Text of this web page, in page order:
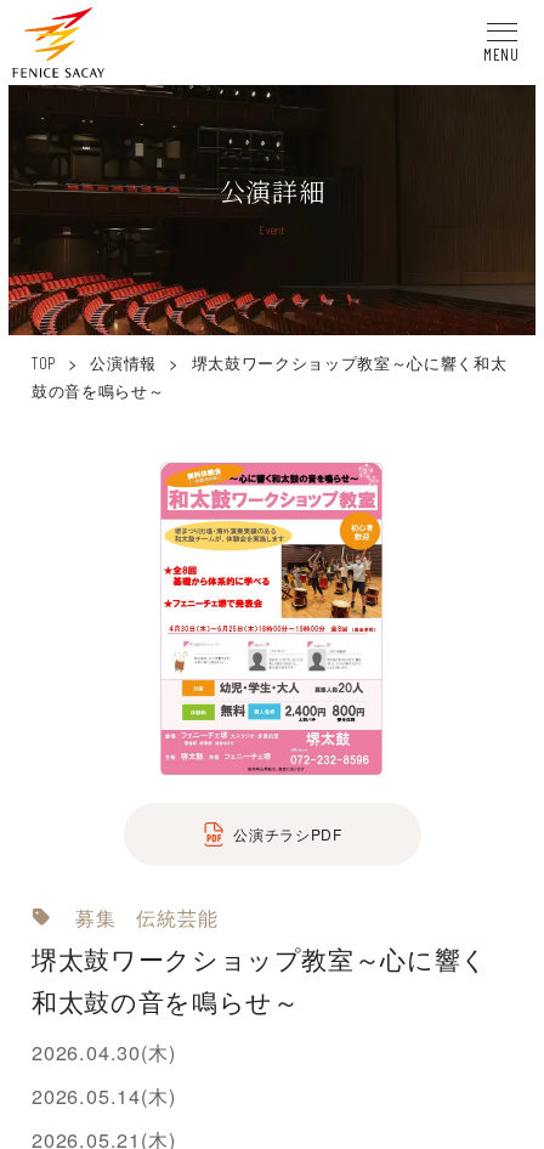
MENU
公演詳細
Event
TOP > 公演情報 >
堺太鼓ワークショップ教室～心に響く和太
鼓の音を鳴らせ～
公演チラシPDF
募集 伝統芸能
堺太鼓ワークショップ教室～心に響く
和太鼓の音を鳴らせ～
2026.04.30(木)
2026.05.14(木)
2026.05.21(木)